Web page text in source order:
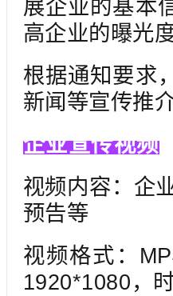
展企业的基本
高企业的曝光度
根据通知要求
新闻等宣传推
企业宣传视频
视频内容：企
预告等
视频格式：
1920*1080，